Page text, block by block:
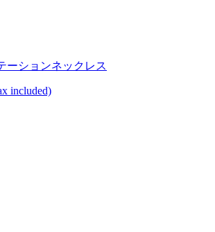
ーションネックレス
included)